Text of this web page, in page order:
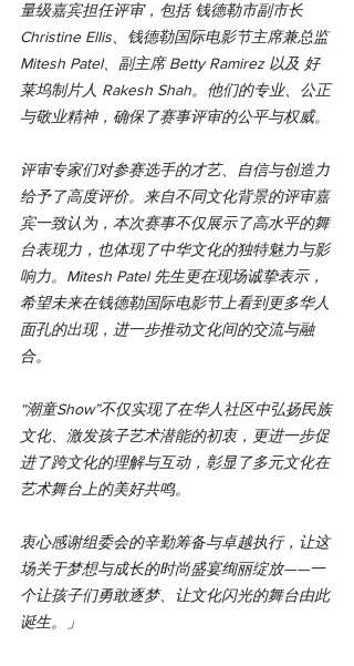
量级嘉宾担任评审，包括 钱德勒市副市长
Christine Ellis、钱德勒国际电影节主席兼总监
Mitesh Patel、副主席 Betty Ramirez 以及 好
莱坞制片人 Rakesh Shah。他们的专业、公正
与敬业精神，确保了赛事评审的公平与权威。
评审专家们对参赛选手的才艺、自信与创造力
给予了高度评价。来自不同文化背景的评审嘉
宾一致认为，本次赛事不仅展示了高水平的舞
台表现力，也体现了中华文化的独特魅力与影
响力。Mitesh Patel 先生更在现场诚挚表示，
希望未来在钱德勒国际电影节上看到更多华人
面孔的出现，进一步推动文化间的交流与融
合。
“潮童Show”不仅实现了在华人社区中弘扬民族
文化、激发孩子艺术潜能的初衷，更进一步促
进了跨文化的理解与互动，彰显了多元文化在
艺术舞台上的美好共鸣。
衷心感谢组委会的辛勤筹备与卓越执行，让这
场关于梦想与成长的时尚盛宴绚丽绽放——一
个让孩子们勇敢逐梦、让文化闪光的舞台由此
诞生。
」